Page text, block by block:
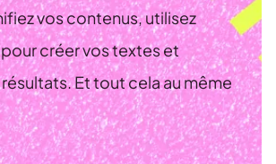
vos contenus, utilisez
pour créer vos textes et
Et tout cela au même